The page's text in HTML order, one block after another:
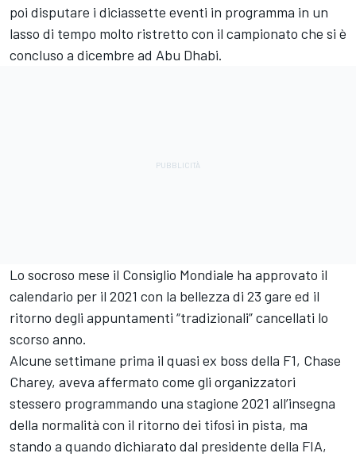
poi disputare i diciassette eventi in programma in un
lasso di tempo molto ristretto con il campionato che si è
concluso a dicembre ad Abu Dhabi.
Lo socroso mese il Consiglio Mondiale ha approvato il
calendario per il 2021 con la bellezza di 23 gare ed il
ritorno degli appuntamenti “tradizionali” cancellati lo
scorso anno.
Alcune settimane prima il quasi ex boss della F1, Chase
Charey, aveva affermato come gli organizzatori
stessero programmando una stagione 2021 all’insegna
della normalità con il ritorno dei tifosi in pista, ma
stando a quando dichiarato dal presidente della FIA,